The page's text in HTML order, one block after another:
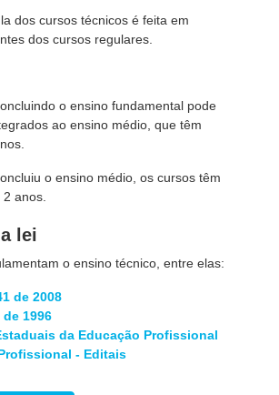
dos cursos técnicos é feita em
dos cursos regulares.
o ensino fundamental pode
ao ensino médio, que têm
o ensino médio, os cursos têm
anos.
lei
o ensino técnico, entre elas:
de 2008
de 1996
da Educação Profissional
- Editais